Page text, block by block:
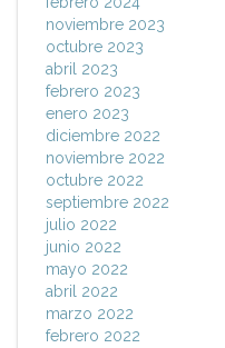
noviembre 2023
octubre 2023
abril 2023
febrero 2023
enero 2023
diciembre 2022
noviembre 2022
octubre 2022
septiembre 2022
julio 2022
junio 2022
mayo 2022
abril 2022
marzo 2022
febrero 2022